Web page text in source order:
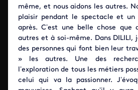
même, et nous aidons les autres.
plaisir pendant le spectacle et un
après. C’est une belle chose que
autres et à soi-même. Dans
des personnes qui font bien leur
» les autres. Une des
l’exploration de tous les métiers
celui qui va la passionner.